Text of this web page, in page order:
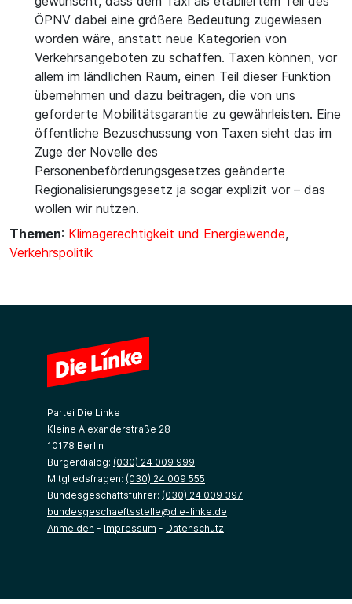
ÖPNV dabei eine größere Bedeutung zugewiesen
worden wäre, anstatt neue Kategorien von
Verkehrsangeboten zu schaffen. Taxen können, vor
allem im ländlichen Raum, einen Teil dieser Funktion
übernehmen und dazu beitragen, die von uns
geforderte Mobilitätsgarantie zu gewährleisten. Eine
öffentliche Bezuschussung von Taxen sieht das im
Zuge der Novelle des
Personenbeförderungsgesetzes geänderte
Regionalisierungsgesetz ja sogar explizit vor – das
wollen wir nutzen.
Themen: Klimagerechtigkeit und Energiewende,
Verkehrspolitik
Partei Die Linke
Kleine Alexanderstraße 28
10178 Berlin
Bürgerdialog: (030) 24 009 999
Mitgliedsfragen: (030) 24 009 555
Bundesgeschäftsführer: (030) 24 009 397
bundesgeschaeftsstelle@die-linke.de
Anmelden - Impressum - Datenschutz